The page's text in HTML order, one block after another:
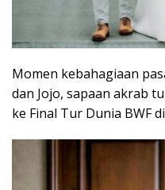
Momen kebahagiaan
dan Jojo, sapaan akrab
ke Final Tur Dunia BWF